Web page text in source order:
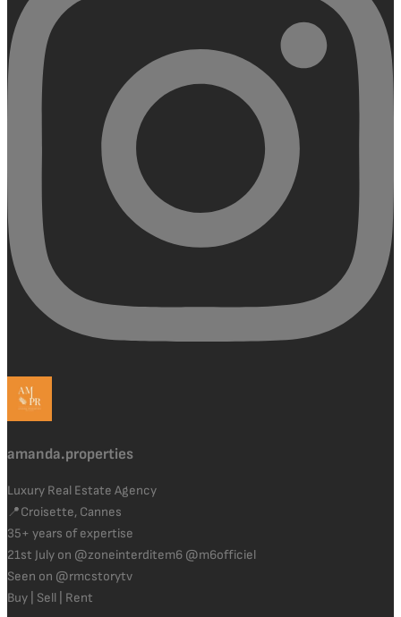
amanda.properties
Luxury Real Estate Agency
📍Croisette, Cannes
35+ years of expertise
21st July on @zoneinterditem6 @m6officiel
Seen on @rmcstorytv
Buy | Sell | Rent